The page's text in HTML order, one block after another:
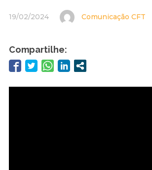
19/02/2024 Comunicação CFT
Compartilhe: